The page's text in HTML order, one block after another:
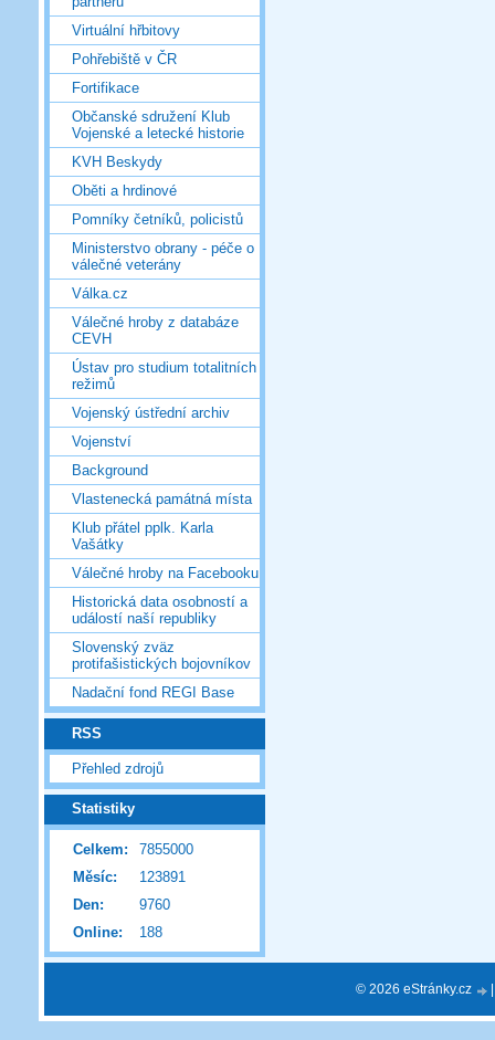
Virtuální hřbitovy
Pohřebiště v ČR
Fortifikace
Občanské sdružení Klub
Vojenské a letecké historie
KVH Beskydy
Oběti a hrdinové
Pomníky četníků, policistů
Ministerstvo obrany - péče o
válečné veterány
Válka.cz
Válečné hroby z databáze
CEVH
Ústav pro studium totalitních
režimů
Vojenský ústřední archiv
Vojenství
Background
Vlastenecká památná místa
Klub přátel pplk. Karla
Vašátky
Válečné hroby na Facebooku
Historická data osobností a
událostí naší republiky
Slovenský zväz
protifašistických bojovníkov
Nadační fond REGI Base
RSS
Přehled zdrojů
Statistiky
Online: 188
Celkem:
7855000
Měsíc:
123891
Den:
9760
© 2026 eStránky.cz